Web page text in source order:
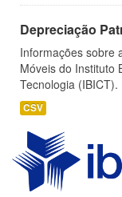
Depreciação
Informações sobre
Móveis do Instituto
Tecnologia (IBICT).
CSV